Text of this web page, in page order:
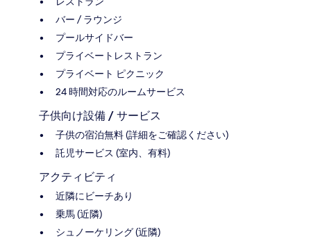
バー / ラウンジ
プールサイドバー
プライベートレストラン
プライベート ピクニック
24 時間対応のルームサービス
子供向け設備 / サービス
子供の宿泊無料 (詳細をご確認ください)
託児サービス (室内、有料)
アクティビティ
近隣にビーチあり
乗馬 (近隣)
シュノーケリング (近隣)